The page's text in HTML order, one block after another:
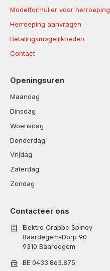
Modelformulier voor herroeping
Herroeping aanvragen
Betalingsmogelijkheden
Contact
Openingsuren
Maandag
Dinsdag
Woensdag
Donderdag
Vrijdag
Zaterdag
Zondag
Contacteer ons
Elektro Crabbe Spinoy
Baardegem-Dorp 90
9310 Baardegem
BE 0433.863.875